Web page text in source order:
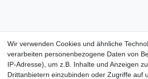
Wir verwenden Cookies und ähnliche
verarbeiten personenbezogene Daten von
IP-Adresse), um z.B. Inhalte und Anzeigen
Drittanbietern einzubinden oder Zugriffe auf